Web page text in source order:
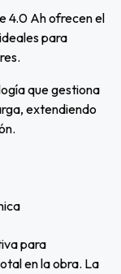
4.0 Ah ofrecen el
para
que gestiona
extendiendo
para
en la obra. La